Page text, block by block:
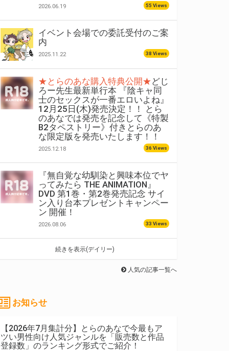
2026.06.19 55 Views
イベント会場での委託受付のご案
内
2025.11.22 38 Views
★とらのあな購入特典公開★どじ
ろー先生最新単行本 『陰キャ同
士のセックスが一番エロいよね』
12月25日(木)発売決定！！ とら
のあなでは発売を記念して《特製
B2タペストリー》付きとらのあ
な限定版を発売いたします！！
2025.12.18 36 Views
『無自覚な幼馴染と興味本位でヤ
ってみたら THE ANIMATION』
DVD 第1巻・第2巻発売記念 サイ
ン入り台本プレゼントキャンペー
ン 開催！
2026.08.06 33 Views
続きを表示(デイリー)
人気の記事一覧へ
お知らせ
【2026年7月集計分】とらのあなで今最もア
ツい男性向け人気ジャンルを「販売数と作品
登録数」のランキング形式でご紹介！